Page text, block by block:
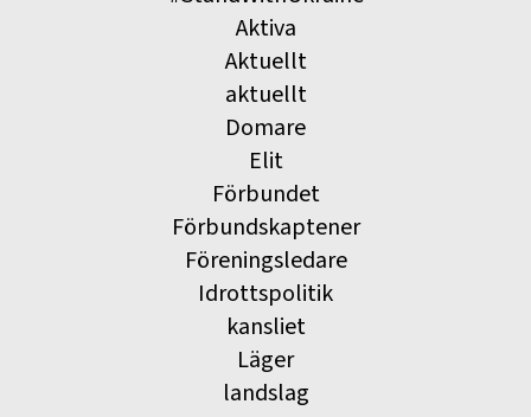
Aktiva
Aktuellt
aktuellt
Domare
Elit
Förbundet
Förbundskaptener
Föreningsledare
Idrottspolitik
kansliet
Läger
landslag